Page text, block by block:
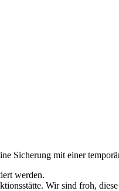
Sicherung mit einer
werden.
Wir sind froh,